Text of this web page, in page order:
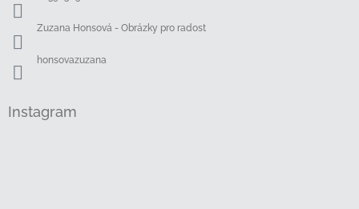
Zuzana Honsová - Obrázky pro radost
honsovazuzana
Instagram